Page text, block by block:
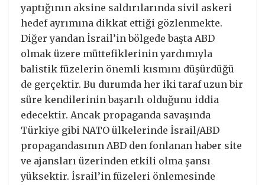
yaptığının aksine saldırılarında sivil askeri
hedef ayrımına dikkat ettiği gözlenmekte.
Diğer yandan İsrail’in bölgede başta ABD
olmak üzere müttefiklerinin yardımıyla
balistik füzelerin önemli kısmını düşürdüğü
de gerçektir. Bu durumda her iki taraf uzun bir
süre kendilerinin başarılı olduğunu iddia
edecektir. Ancak propaganda savaşında
Türkiye gibi NATO ülkelerinde İsrail/ABD
propagandasının ABD den fonlanan haber site
ve ajansları üzerinden etkili olma şansı
yüksektir. İsrail’in füzeleri önlemesinde